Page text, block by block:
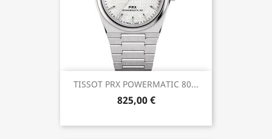
TISSOT PRX POWERMATIC 80...
825,00 €